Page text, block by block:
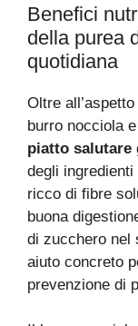
Benefici
della purea
quotidiana
Oltre
burro nocciola
piatto salutare
degli
ricco di fibre
buona
di zucchero nel
aiuto concreto
prevenzione di